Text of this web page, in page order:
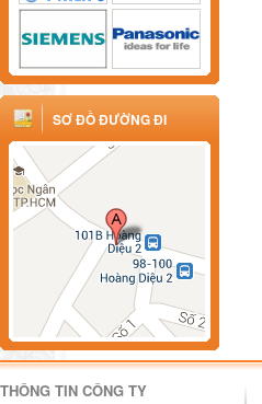
SƠ ĐỒ ĐƯỜNG ĐI
THÔNG TIN CÔNG TY